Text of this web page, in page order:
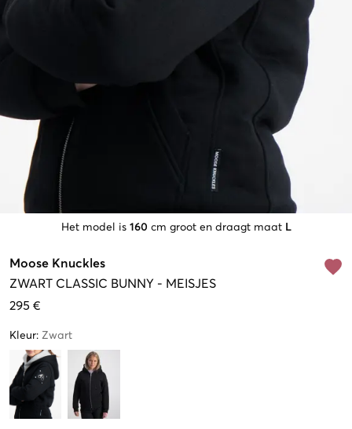
Het model is 160 cm groot en draagt maat L
Moose Knuckles
ZWART CLASSIC BUNNY - MEISJES
295 €
Kleur: Zwart